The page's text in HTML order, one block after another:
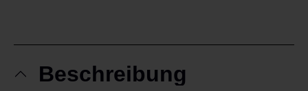
Beschreibung